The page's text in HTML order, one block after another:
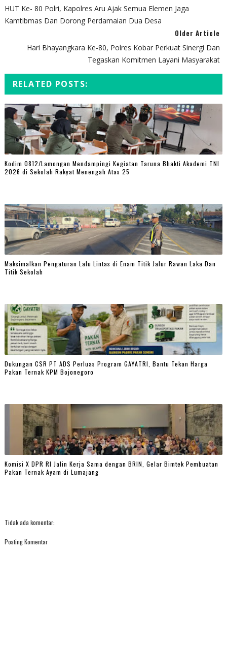
HUT Ke- 80 Polri, Kapolres Aru Ajak Semua Elemen Jaga
Kamtibmas Dan Dorong Perdamaian Dua Desa
Older Article
Hari Bhayangkara Ke-80, Polres Kobar Perkuat Sinergi Dan
Tegaskan Komitmen Layani Masyarakat
RELATED POSTS:
Kodim 0812/Lamongan Mendampingi Kegiatan Taruna Bhakti Akademi TNI
2026 di Sekolah Rakyat Menengah Atas 25
Maksimalkan Pengaturan Lalu Lintas di Enam Titik Jalur Rawan Laka Dan
Titik Sekolah
Dukungan CSR PT ADS Perluas Program GAYATRI, Bantu Tekan Harga
Pakan Ternak KPM Bojonegoro
Komisi X DPR RI Jalin Kerja Sama dengan BRIN, Gelar Bimtek Pembuatan
Pakan Ternak Ayam di Lumajang
Tidak ada komentar:
Posting Komentar